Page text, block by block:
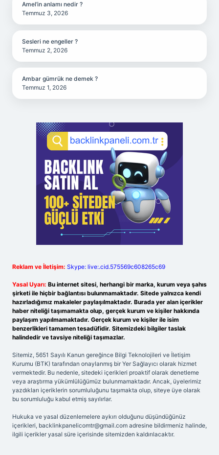
Amel’in anlamı nedir ?
Temmuz 3, 2026
Sesleri ne engeller ?
Temmuz 2, 2026
Ambar gümrük ne demek ?
Temmuz 1, 2026
Reklam ve İletişim: Skype: live:.cid.575569c608265c69
Yasal Uyarı: Bu internet sitesi, herhangi bir marka, kurum veya şahıs
şirketi ile hiçbir bağlantısı bulunmamaktadır. Sitede yalnızca kendi
hazırladığımız makaleler paylaşılmaktadır. Burada yer alan içerikler
haber niteliği taşımamakta olup, gerçek kurum ve kişiler hakkında
paylaşım yapılmamaktadır. Gerçek kurum ve kişiler ile isim
benzerlikleri tamamen tesadüfidir. Sitemizdeki bilgiler taslak
halindedir ve tavsiye niteliği taşımazlar.
Sitemiz, 5651 Sayılı Kanun gereğince Bilgi Teknolojileri ve İletişim
Kurumu (BTK) tarafından onaylanmış bir Yer Sağlayıcı olarak hizmet
vermektedir. Bu nedenle, sitedeki içerikleri proaktif olarak denetleme
veya araştırma yükümlülüğümüz bulunmamaktadır. Ancak, üyelerimiz
yazdıkları içeriklerin sorumluluğunu taşımakta olup, siteye üye olarak
bu sorumluluğu kabul etmiş sayılırlar.
Hukuka ve yasal düzenlemelere aykırı olduğunu düşündüğünüz
içerikleri, backlinkpanelicomtr@gmail.com adresine bildirmeniz halinde,
ilgili içerikler yasal süre içerisinde sitemizden kaldırılacaktır.